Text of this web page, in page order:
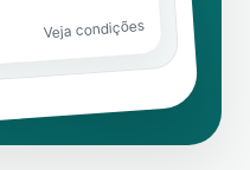
Veja condições